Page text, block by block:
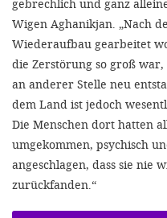
gebrechlich und ganz
Wigen Aghanikjan. „Nach
Wiederaufbau gearbeitet
die Zerstörung so groß
an anderer Stelle neu
dem Land ist jedoch
Die Menschen dort hatten
umgekommen, psychisch
angeschlagen, dass sie nie
zurückfanden.“